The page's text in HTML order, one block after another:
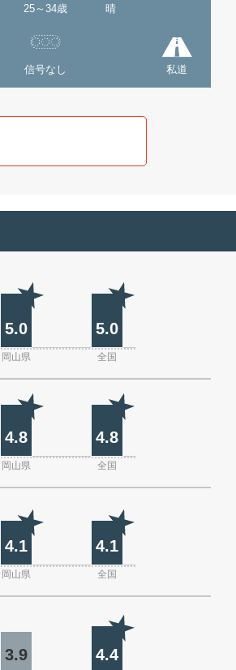
25～34歳 晴
信号なし 私道
5.0 5.0
岡山県 全国
4.8 4.8
岡山県 全国
4.1 4.1
岡山県 全国
3.9 4.4